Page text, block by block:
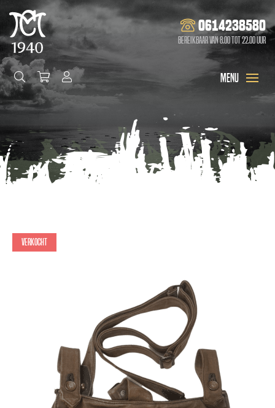
0614238580
Bereikbaar van 8.00 tot 22.00 uur
Verkocht